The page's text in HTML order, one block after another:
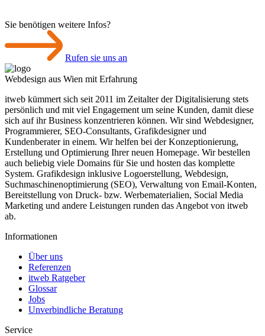
Sie benötigen weitere Infos?
Rufen sie uns an
Webdesign aus Wien mit Erfahrung
itweb kümmert sich seit 2011 im Zeitalter der Digitalisierung stets
persönlich und mit viel Engagement um seine Kunden, damit diese
sich auf ihr Business konzentrieren können. Wir sind Webdesigner,
Programmierer, SEO-Consultants, Grafikdesigner und
Kundenberater in einem. Wir helfen bei der Konzeptionierung,
Erstellung und Optimierung Ihrer neuen Homepage. Wir bestellen
auch beliebig viele Domains für Sie und hosten das komplette
System. Grafikdesign inklusive Logoerstellung, Webdesign,
Suchmaschinen­optimierung (SEO), Verwaltung von Email-Konten,
Bereitstellung von Druck- bzw. Werbematerialien, Social Media
Marketing und andere Leistungen runden das Angebot von itweb
ab.
Informationen
Über uns
Referenzen
itweb Ratgeber
Glossar
Jobs
Unverbindliche Beratung
Service